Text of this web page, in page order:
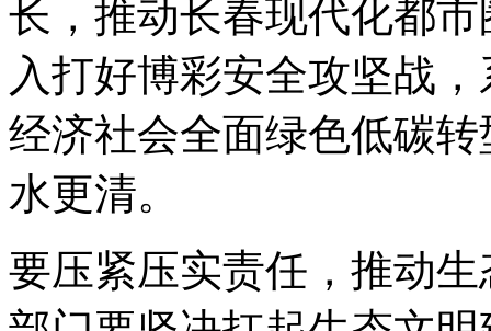
长，推动长春现代化都
入打好博彩安全攻坚战
经济社会全面绿色低碳
水更清。
要压紧压实责任，推动